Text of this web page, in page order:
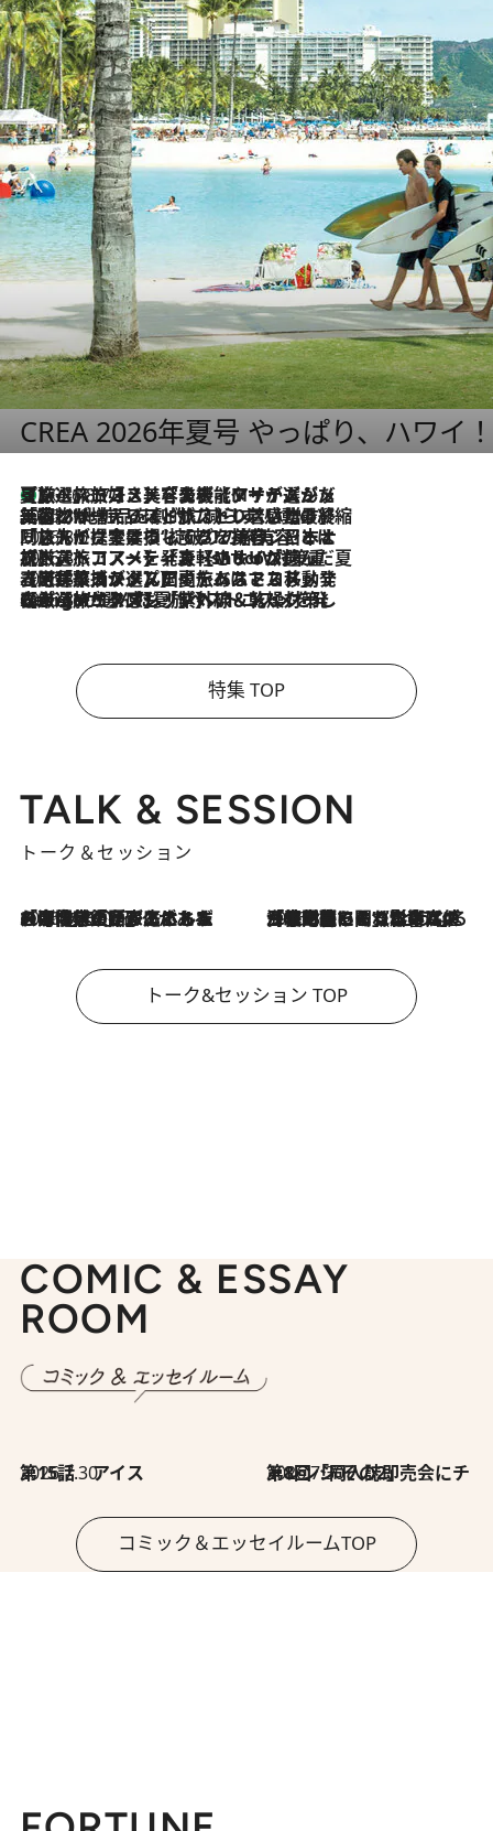
CREA 2026年夏号 やっぱり、ハワイ
2026.8.7
【厳選旅コスメ】「多機能アイテムがメイン！」旅好き美容エディターが選んだ夏旅ベストコスメを発表【Mサイズジップ】
2026.8.6
「荷物が増えるほど旅ストレスは増す」美容ジャーナリストがたどり着いた最終結論。“化粧品を劇的に減らす”感動の凝縮美容とは
2026.8.6
「旅先には金髪ウィッグを持参」日本と同じメイクでは損してる!? 美容ジャーナリストが提案する“掟破りの旅美容”とは
2026.8.6
【厳選旅コスメ】「身軽さ＆UV対策重視！」ヘアアーティストshucoが選んだ夏旅ベストコスメを発表【Mサイズジップ】
2026.8.5
【厳選旅コスメ】国内をあちこち移動する河井菜摘が選んだ夏旅ベストコスメ発表！「リラックスアイテムはマスト」【Mサイズジップ】
2026.8.4
【厳選旅コスメ】「紫外線＆乾燥対策しながらメイク感も！」ヘア＆メイクGeorgeが選んだ夏旅ベストコスメを発表！【Mサイズジップ】
特集 TOP
TALK & SESSION
トーク＆セッション
2026.8.3
「今後値上げがあるとすれば…」「リスクがあるのは今年の冬」エネルギー専門家が語る、ホルムズ海峡封鎖が家庭にもたらす“ある心配” 2026.8.3
「住宅建てられない…」「サーチャージ料の高値が続いている」ホルムズ海峡封鎖による影響はいつまで続く？《エネルギー専門家に聞く“どうなる日本の暮らし”》
トーク&セッション TOP
COMIC & ESSAY
ROOM
2026.7.30
第15話 アイス 2026.7.30
第8回「同人誌即売会にチャレンジ その2」
コミック＆エッセイルームTOP